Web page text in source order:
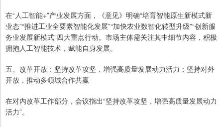
在“人工智能+”产业发展方面，《意见》明确“培育智能原生新模式新
业态”“推进工业全要素智能化发展”“加快农业数智化转型升级”“创新服
务业发展新模式”四大重点行动。市场主体需关注其中细节内容，积极
拥抱人工智能技术，赋能自身发展。
五、改革开放：坚持改革攻坚，增强高质量发展动力活力；坚持对外
开放，推动多领域合作共赢
在对内改革工作部分，会议指出“坚持改革攻坚，增强高质量发展动力
活力”。